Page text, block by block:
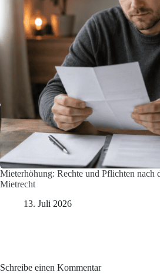
Mieterhöhung: Rechte und Pflichten nach
Mietrecht
13. Juli 2026
Schreibe einen Kommentar